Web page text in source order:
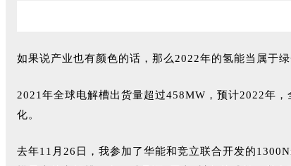
如果说产业也有颜色的话，那么2022年的氢能当属于
2021年全球电解槽出货量超过458MW，预计2022年
化。
去年11月26日，我参加了华能和竞立联合开发的